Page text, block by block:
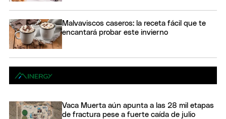
Malvaviscos caseros: la receta fácil que te
encantará probar este invierno
Vaca Muerta aún apunta a las 28 mil etapas
de fractura pese a fuerte caída de julio